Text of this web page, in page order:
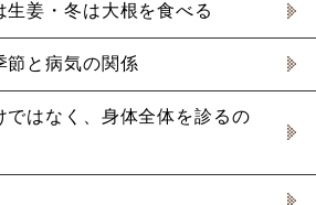
姜・冬は大根を食べる
と病気の関係
はなく、身体全体を診るの